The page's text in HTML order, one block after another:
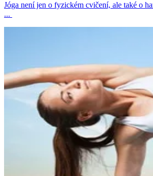
Jóga není jen o fyzickém cvičení, ale také o
...